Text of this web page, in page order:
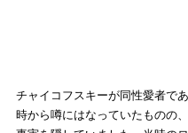
チャイコフスキーが同性愛者で
時から噂にはなっていたものの